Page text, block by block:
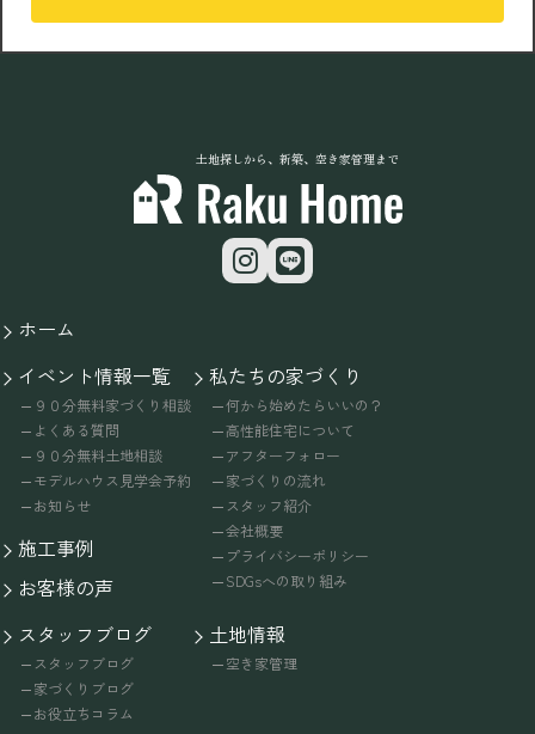
土地探しから、新築、空き家管理まで
ホーム
イベント情報一覧
９０分無料家づくり相談
よくある質問
９０分無料土地相談
モデルハウス見学会予約
お知らせ
施工事例
お客様の声
私たちの家づくり
何から始めたらいいの？
高性能住宅について
アフターフォロー
家づくりの流れ
スタッフ紹介
会社概要
プライバシーポリシー
SDGsへの取り組み
スタッフブログ
スタッフブログ
家づくりブログ
お役立ちコラム
土地情報
空き家管理